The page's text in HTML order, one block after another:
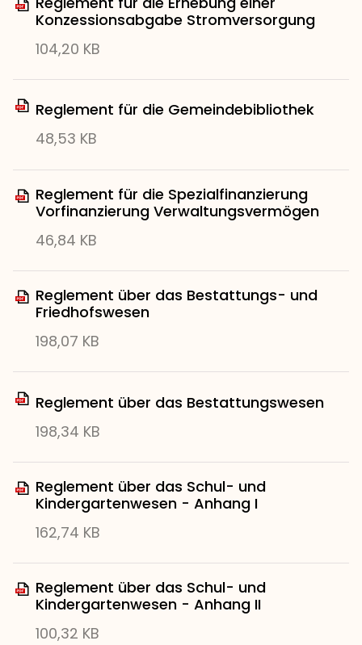
Konzessionsabgabe Stromversorgung
104,20 KB
Reglement für die Gemeindebibliothek
48,53 KB
Reglement für die Spezialfinanzierung
Vorfinanzierung Verwaltungsvermögen
46,84 KB
Reglement über das Bestattungs- und
Friedhofswesen
198,07 KB
Reglement über das Bestattungswesen
198,34 KB
Reglement über das Schul- und
Kindergartenwesen - Anhang I
162,74 KB
Reglement über das Schul- und
Kindergartenwesen - Anhang II
100,32 KB